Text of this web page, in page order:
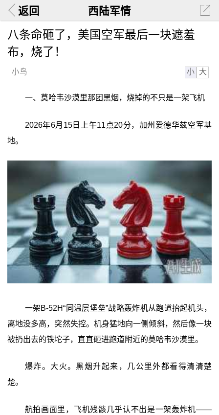
返回 西陆军情
八条命砸了，美国空军最后一块遮羞
布，烧了！
小鸟 小 大
一、莫哈韦沙漠里那团黑烟，烧掉的不只是一架飞机
2026年6月15日上午11点20分，加州爱德华兹空军基
地。
一架B-52H“同温层堡垒”战略轰炸机从跑道抬起机头，
离地没多高，突然失控。机身猛地向一侧倾斜，然后像一块
被扔出去的铁坨子，直直砸进跑道附近的莫哈韦沙漠里。
爆炸。大火。黑烟升起来，几公里外都看得清清楚
楚。
航拍画面里，飞机残骸几乎认不出是一架轰炸机——